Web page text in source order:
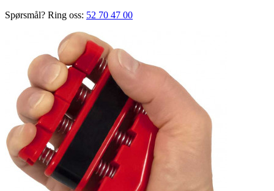
Spørsmål? Ring oss: 52 70 47 00